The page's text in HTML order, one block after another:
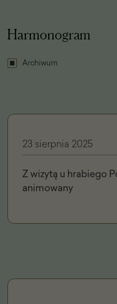
Harmonogram
Archiwum
23 sierpnia 2025
Z wizytą u hrabiego
animowany